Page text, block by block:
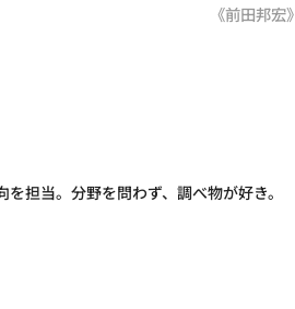
《前田邦宏》
担当。分野を問わず、調べ物が好き。